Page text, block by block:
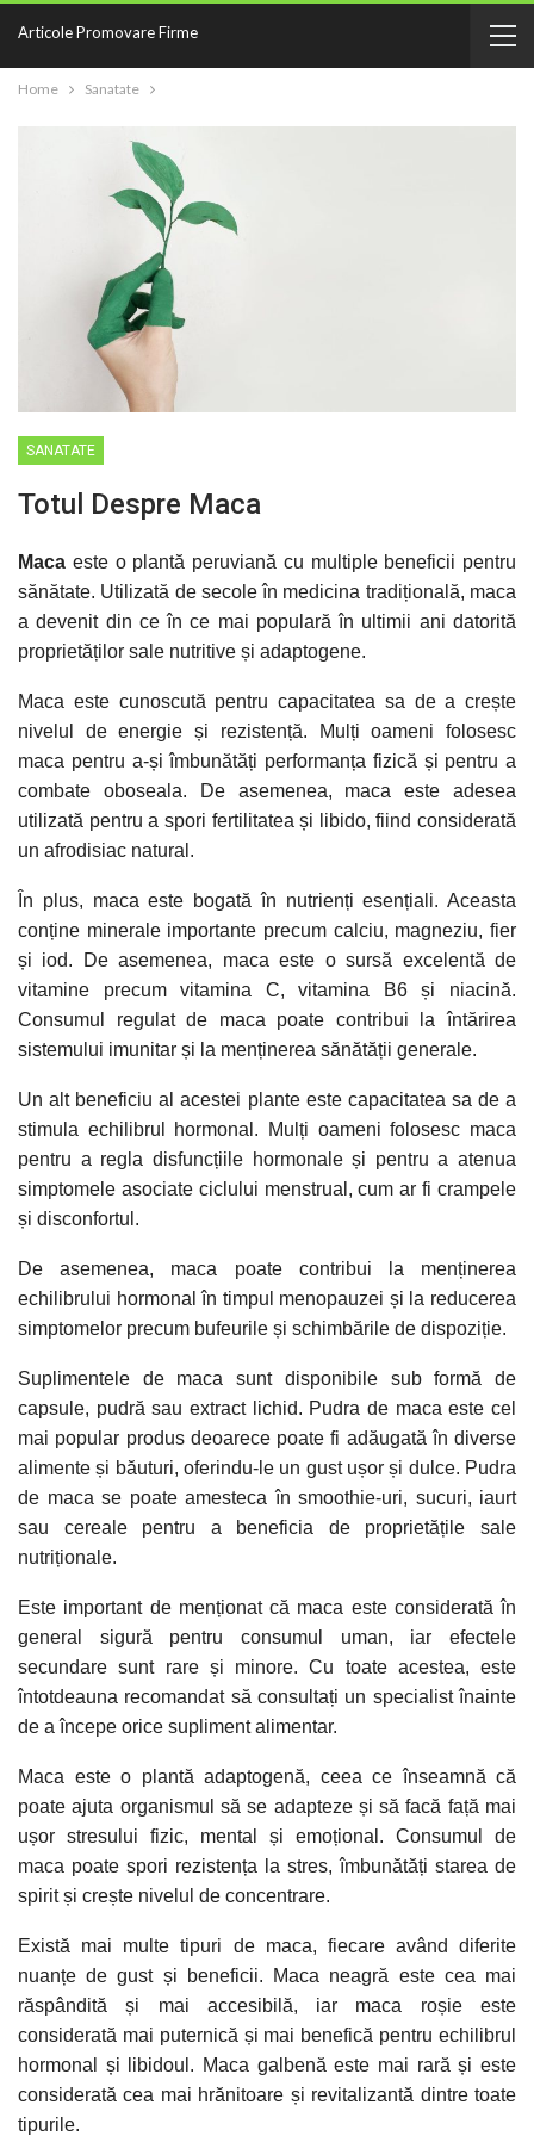
Articole Promovare Firme
Home Sanatate
SANATATE
Totul Despre Maca
Maca este o plantă peruviană cu multiple beneficii pentru
sănătate. Utilizată de secole în medicina tradițională, maca
a devenit din ce în ce mai populară în ultimii ani datorită
proprietăților sale nutritive și adaptogene.
Maca este cunoscută pentru capacitatea sa de a crește
nivelul de energie și rezistență. Mulți oameni folosesc
maca pentru a-și îmbunătăți performanța fizică și pentru a
combate oboseala. De asemenea, maca este adesea
utilizată pentru a spori fertilitatea și libido, fiind considerată
un afrodisiac natural.
În plus, maca este bogată în nutrienți esențiali. Aceasta
conține minerale importante precum calciu, magneziu, fier
și iod. De asemenea, maca este o sursă excelentă de
vitamine precum vitamina C, vitamina B6 și niacină.
Consumul regulat de maca poate contribui la întărirea
sistemului imunitar și la menținerea sănătății generale.
Un alt beneficiu al acestei plante este capacitatea sa de a
stimula echilibrul hormonal. Mulți oameni folosesc maca
pentru a regla disfuncțiile hormonale și pentru a atenua
simptomele asociate ciclului menstrual, cum ar fi crampele
și disconfortul.
De asemenea, maca poate contribui la menținerea
echilibrului hormonal în timpul menopauzei și la reducerea
simptomelor precum bufeurile și schimbările de dispoziție.
Suplimentele de maca sunt disponibile sub formă de
capsule, pudră sau extract lichid. Pudra de maca este cel
mai popular produs deoarece poate fi adăugată în diverse
alimente și băuturi, oferindu-le un gust ușor și dulce. Pudra
de maca se poate amesteca în smoothie-uri, sucuri, iaurt
sau cereale pentru a beneficia de proprietățile sale
nutriționale.
Este important de menționat că maca este considerată în
general sigură pentru consumul uman, iar efectele
secundare sunt rare și minore. Cu toate acestea, este
întotdeauna recomandat să consultați un specialist înainte
de a începe orice supliment alimentar.
Maca este o plantă adaptogenă, ceea ce înseamnă că
poate ajuta organismul să se adapteze și să facă față mai
ușor stresului fizic, mental și emoțional. Consumul de
maca poate spori rezistența la stres, îmbunătăți starea de
spirit și crește nivelul de concentrare.
Există mai multe tipuri de maca, fiecare având diferite
nuanțe de gust și beneficii. Maca neagră este cea mai
răspândită și mai accesibilă, iar maca roșie este
considerată mai puternică și mai benefică pentru echilibrul
hormonal și libidoul. Maca galbenă este mai rară și este
considerată cea mai hrănitoare și revitalizantă dintre toate
tipurile.